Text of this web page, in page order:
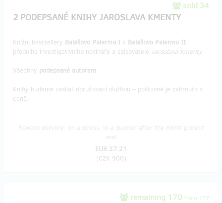
sold 34
2 PODEPSANÉ KNIHY JAROSLAVA KMENTY
Knižní bestsellery Babišovo Palermo I a Babišovo Palermo II
předního investigativního novináře a spisovatele Jaroslava Kmenty.
Všechny podepsané autorem.
Knihy budeme zasílat doručovací službou – poštovné je zahrnuto v
ceně.
EUR 37.21
(CZK 900)
remaining 170 from 177